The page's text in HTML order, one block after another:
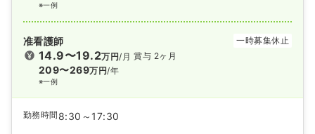
※一例
准看護師 一時募集休止
14.9〜19.2万円/月
209〜269万円/年
※一例
賞与 2ヶ月
勤務時間 8:30～17:30